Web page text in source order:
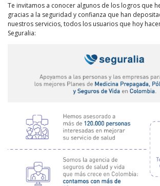
Te invitamos a conocer algunos de los logros que
gracias a la seguridad y confianza que han
nuestros servicios, todos los usuarios que hoy
Seguralia: